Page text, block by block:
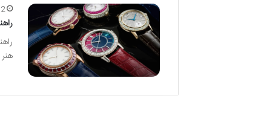
2 مرداد ماه